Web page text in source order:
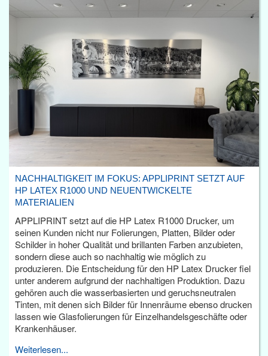
NACHHALTIGKEIT IM FOKUS: APPLIPRINT SETZT AUF
HP LATEX R1000 UND NEUENTWICKELTE
MATERIALIEN
APPLIPRINT setzt auf die HP Latex R1000 Drucker, um
seinen Kunden nicht nur Folierungen, Platten, Bilder oder
Schilder in hoher Qualität und brillanten Farben anzubieten,
sondern diese auch so nachhaltig wie möglich zu
produzieren. Die Entscheidung für den HP Latex Drucker fiel
unter anderem aufgrund der nachhaltigen Produktion. Dazu
gehören auch die wasserbasierten und geruchsneutralen
Tinten, mit denen sich Bilder für Innenräume ebenso drucken
lassen wie Glasfolierungen für Einzelhandelsgeschäfte oder
Krankenhäuser.
Weiterlesen...